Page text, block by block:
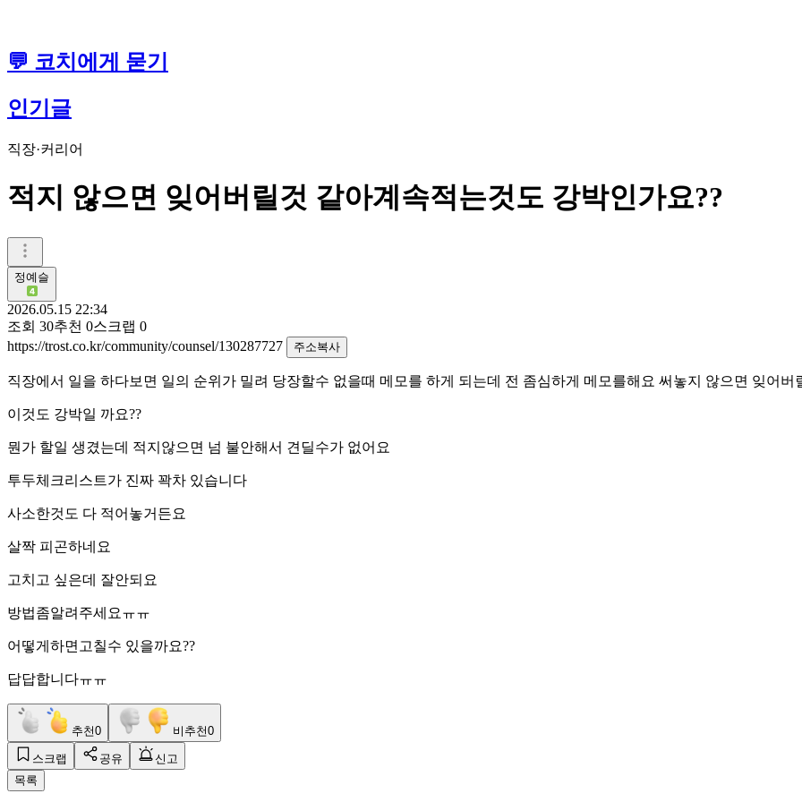
💬 코치에게 묻기
인기글
직장·커리어
적지 않으면 잊어버릴것 같아계속적는것도 강박인가요??
정예슬
2026.05.15 22:34
조회 30추천 0스크랩 0
https://trost.co.kr/community/counsel/130287727
주소복사
직장에서 일을 하다보면 일의 순위가 밀려 당장할수 없을때 메모를 하게 되는데 전 좀심하게 메모를해요 써놓지 않으면 잊어버
이것도 강박일 까요??
뭔가 할일 생겼는데 적지않으면 넘 불안해서 견딜수가 없어요
투두체크리스트가 진짜 꽉차 있습니다
사소한것도 다 적어놓거든요
살짝 피곤하네요
고치고 싶은데 잘안되요
방법좀알려주세요ㅠㅠ
어떻게하면고칠수 있을까요??
답답합니다ㅠㅠ
추천0 비추천0
스크랩 공유
신고
목록